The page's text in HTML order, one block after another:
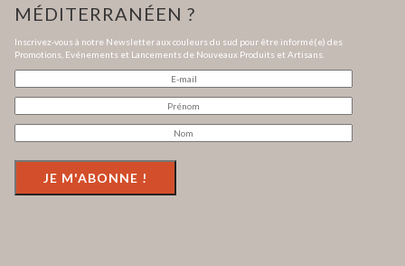
MÉDITERRANÉEN ?
Inscrivez-vous à notre Newsletter aux couleurs du sud pour être informé(e) des
Promotions, Evénements et Lancements de Nouveaux Produits et Artisans.